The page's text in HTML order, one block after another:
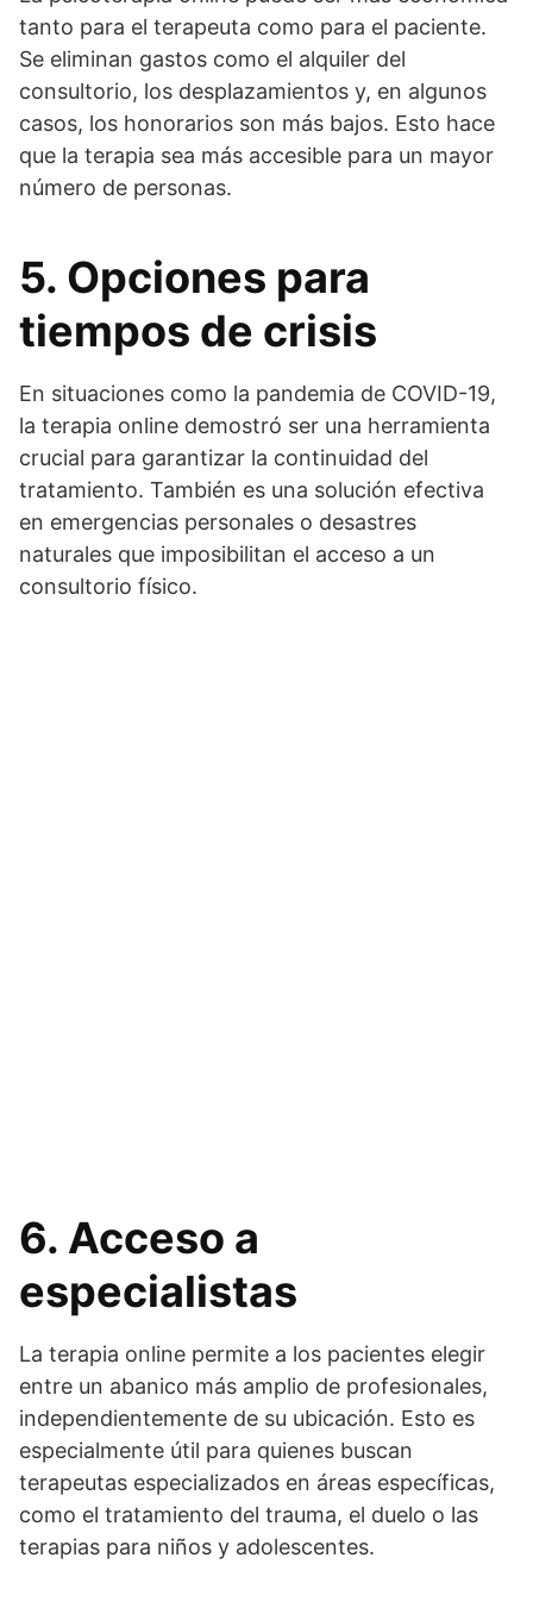
tanto para el terapeuta como para el paciente.
Se eliminan gastos como el alquiler del
consultorio, los desplazamientos y, en algunos
casos, los honorarios son más bajos. Esto hace
que la terapia sea más accesible para un mayor
número de personas.
5. Opciones para
tiempos de crisis
En situaciones como la pandemia de COVID-19,
la terapia online demostró ser una herramienta
crucial para garantizar la continuidad del
tratamiento. También es una solución efectiva
en emergencias personales o desastres
naturales que imposibilitan el acceso a un
consultorio físico.
6. Acceso a
especialistas
La terapia online permite a los pacientes elegir
entre un abanico más amplio de profesionales,
independientemente de su ubicación. Esto es
especialmente útil para quienes buscan
terapeutas especializados en áreas específicas,
como el tratamiento del trauma, el duelo o las
terapias para niños y adolescentes.